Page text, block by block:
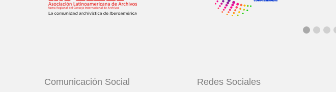
Comunicación Social Redes Sociales